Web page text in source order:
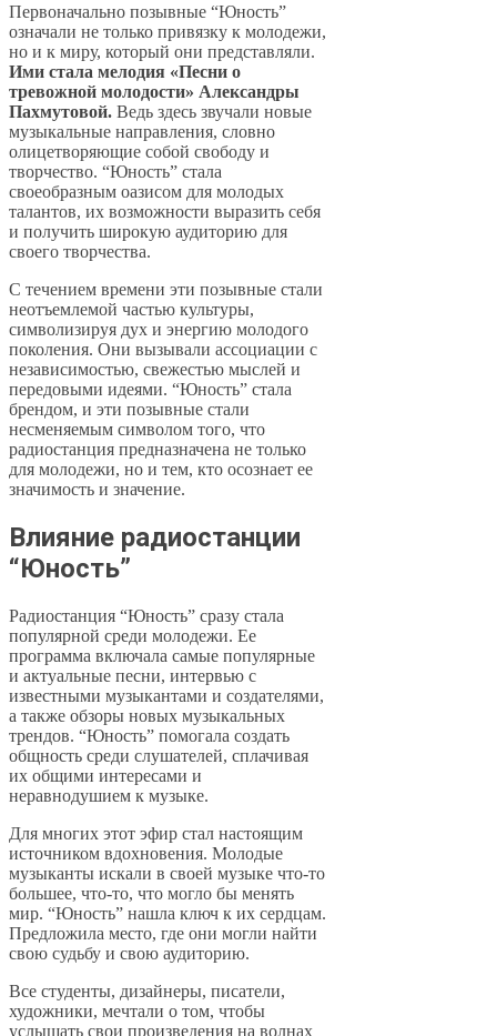
Первоначально позывные “Юность”
означали не только привязку к молодежи,
но и к миру, который они представляли.
Ими стала мелодия «Песни о
тревожной молодости» Александры
Пахмутовой. Ведь здесь звучали новые
музыкальные направления, словно
олицетворяющие собой свободу и
творчество. “Юность” стала
своеобразным оазисом для молодых
талантов, их возможности выразить себя
и получить широкую аудиторию для
своего творчества.
С течением времени эти позывные стали
неотъемлемой частью культуры,
символизируя дух и энергию молодого
поколения. Они вызывали ассоциации с
независимостью, свежестью мыслей и
передовыми идеями. “Юность” стала
брендом, и эти позывные стали
несменяемым символом того, что
радиостанция предназначена не только
для молодежи, но и тем, кто осознает ее
значимость и значение.
Влияние радиостанции
“Юность”
Радиостанция “Юность” сразу стала
популярной среди молодежи. Ее
программа включала самые популярные
и актуальные песни, интервью с
известными музыкантами и создателями,
а также обзоры новых музыкальных
трендов. “Юность” помогала создать
общность среди слушателей, сплачивая
их общими интересами и
неравнодушием к музыке.
Для многих этот эфир стал настоящим
источником вдохновения. Молодые
музыканты искали в своей музыке что-то
большее, что-то, что могло бы менять
мир. “Юность” нашла ключ к их сердцам.
Предложила место, где они могли найти
свою судьбу и свою аудиторию.
Все студенты, дизайнеры, писатели,
художники, мечтали о том, чтобы
услышать свои произведения на волнах